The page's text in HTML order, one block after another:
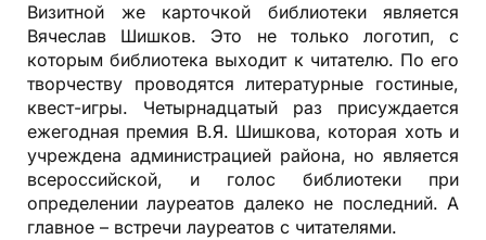
Визитной же карточкой библиотеки является
Вячеслав Шишков. Это не только логотип, с
которым библиотека выходит к читателю. По его
творчеству проводятся литературные гостиные,
квест-игры. Четырнадцатый раз присуждается
ежегодная премия В.Я. Шишкова, которая хоть и
учреждена администрацией района, но является
всероссийской, и голос библиотеки при
определении лауреатов далеко не последний. А
главное – встречи лауреатов с читателями.